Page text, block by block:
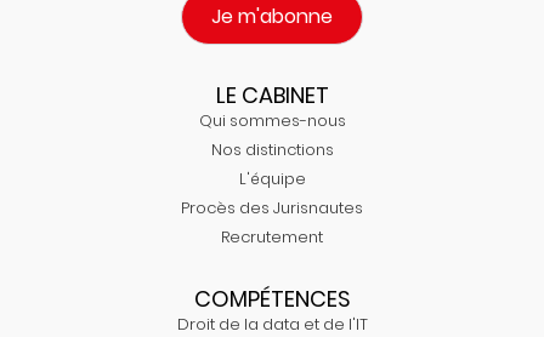
Je m'abonne
LE CABINET
Qui sommes-nous
Nos distinctions
L'équipe
Procès des Jurisnautes
Recrutement
COMPÉTENCES
Droit de la data et de l'IT